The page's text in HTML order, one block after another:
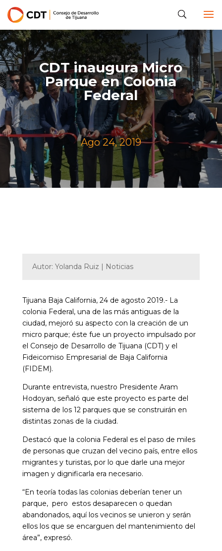
CDT inaugura Micro
Parque en Colonia
Federal
Ago 24, 2019
Autor: Yolanda Ruiz | Noticias
Tijuana Baja California, 24 de agosto 2019.- La
colonia Federal, una de las más antiguas de la
ciudad, mejoró su aspecto con la creación de un
micro parque; éste fue un proyecto impulsado por
el Consejo de Desarrollo de Tijuana (CDT) y el
Fideicomiso Empresarial de Baja California
(FIDEM).
Durante entrevista, nuestro Presidente Aram
Hodoyan, señaló que este proyecto es parte del
sistema de los 12 parques que se construirán en
distintas zonas de la ciudad.
Destacó que la colonia Federal es el paso de miles
de personas que cruzan del vecino país, entre ellos
migrantes y turistas, por lo que darle una mejor
imagen y dignificarla era necesario.
“En teoría todas las colonias deberían tener un
parque, pero estos desaparecen o quedan
abandonados, aquí los vecinos se unieron y serán
ellos los que se encarguen del mantenimiento del
área”, expresó.